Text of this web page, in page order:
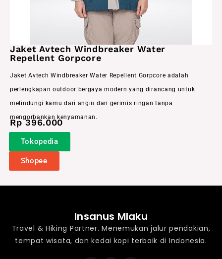
Jaket Avtech Windbreaker Water
Repellent Gorpcore
Jaket Avtech Windbreaker Water Repellent Gorpcore adalah
perlengkapan outdoor bergaya modern yang dirancang untuk
melindungi kamu dari angin dan gerimis ringan tanpa
mengorbankan kenyamanan.
Rp 396.000
Tokopedia
Shopee
Insanus Mlaku
Travel & Hiking Partner. Menemukan jalur pendakian,
tempat wisata, dan kedai kopi terbaik di Indonesia.